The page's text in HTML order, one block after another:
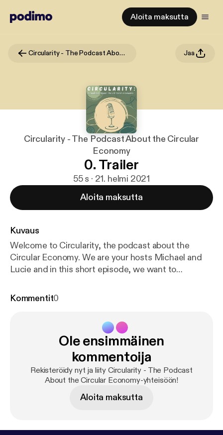
Aloita maksutta
Circularity - The Podcast About the Circular Economy Jaa
Circularity - The Podcast About the Circular
Economy
0. Trailer
55 s · 21. helmi 2021
Aloita maksutta
Kuvaus
Welcome to Circularity, the podcast about the
Circular Economy. We are your hosts Michael and
Lucie and in this short episode, we want to
in the kind of content we will cover in future
Economy Society there. Feel free to reach out to us
on social media. Linkedin
[//linkedin.com/company/lsesu-circular-economy-
society] Instagram
[//instagram.com/lsesucirculareconomy] Facebook
Hand Drums 65BPM by Bert Jerred (c) copyright
Kommentit0
Ole ensimmäinen
kommentoija
Rekisteröidy nyt ja liity Circularity - The Podcast
About the Circular Economy-yhteisöön!
Aloita maksutta